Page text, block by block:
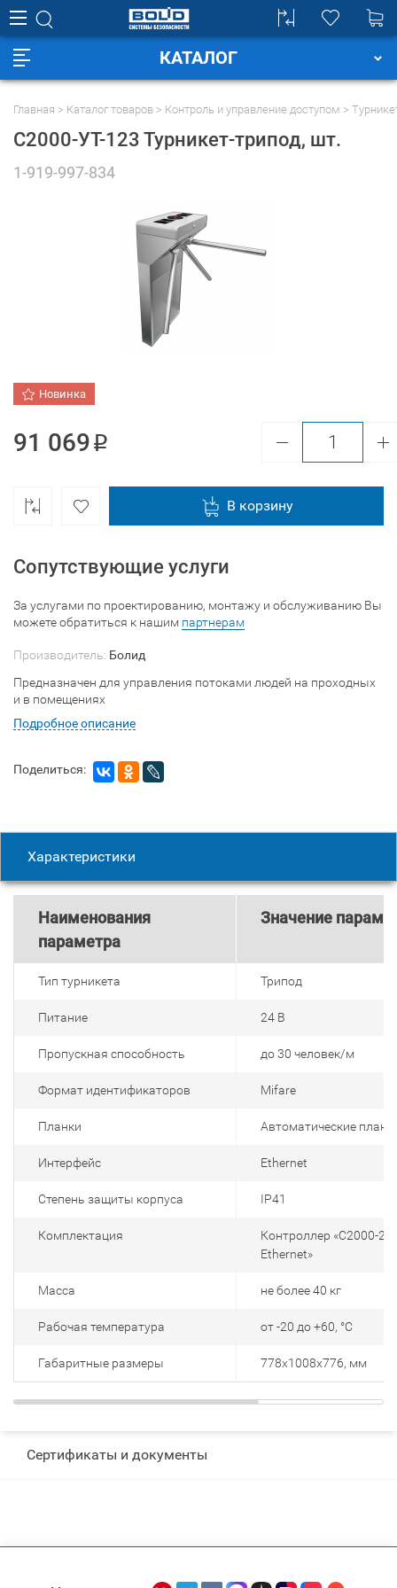
КАТАЛОГ
Главная Каталог товаров Контроль и управление доступом
С2000-УТ-123 Турникет-трипод, шт.
1-919-997-834
Новинка
Производитель: Болид
Предназначен для управления потоками людей на проходных
и в помещениях
Подробное описание
Поделиться:
91 069
В корзину
Сопутствующие услуги
За услугами по проектированию, монтажу и обслуживанию Вы
можете обратиться к нашим партнерам
Характеристики
Наименования
параметра
Значение
Тип турникета Трипод
Питание 24 В
Пропускная способность до 30 человек/м
Формат идентификаторов Mifare
Планки Автоматические
Интерфейс Ethernet
Степень защиты корпуса IP41
Комплектация
Контроллер «С2000-
Ethernet»
Масса не более 40 кг
Рабочая температура от -20 до +60, °С
Габаритные размеры 778х1008х776, мм
Сертификаты и документы